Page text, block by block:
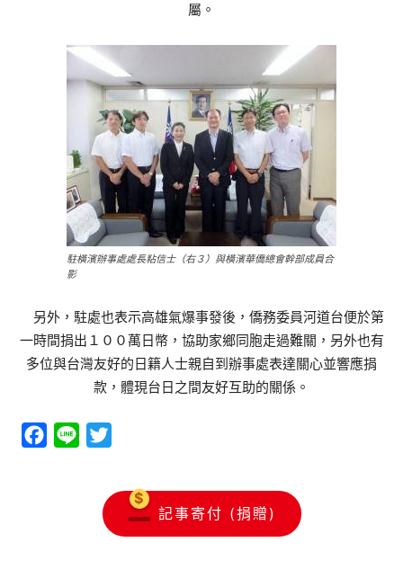
屬。
駐橫濱辦事處處長粘信士（右３）與橫濱華僑總會幹部成員合
影
另外，駐處也表示高雄氣爆事發後，僑務委員河道台便於第
一時間捐出１００萬日幣，協助家鄉同胞走過難關，另外也有
多位與台灣友好的日籍人士親自到辦事處表達關心並響應捐
款，體現台日之間友好互助的關係。
Facebook
Line
記事寄付 (捐贈)